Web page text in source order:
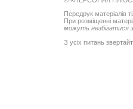
Передрук матеріалів
При розміщенні
можуть незбігатися з
З усіх питань